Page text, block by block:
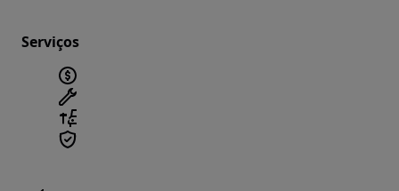
Serviços